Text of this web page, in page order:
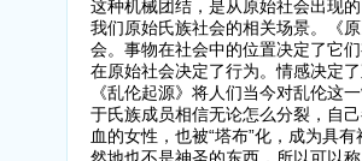
这种机械团结，是从原始社会出现
我们原始氏族社会的相关场景。《
会。事物在社会中的位置决定了它
在原始社会决定了行为。情感决定
《乱伦起源》将人们当今对乱伦这
于氏族成员相信无论怎么分裂，自
血的女性，也被“塔布”化，成为具
然地也不是神圣的东西，所以可以